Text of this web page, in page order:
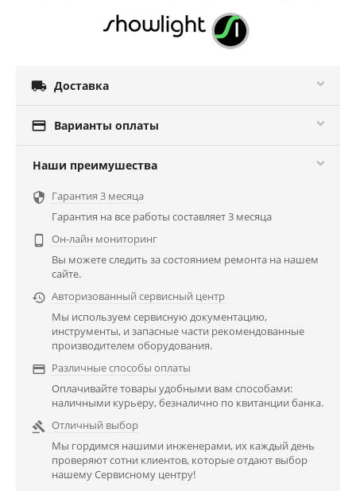
 Доставка
 Варианты оплаты
Наши преимушества
 Гарантия 3 месяца
Гарантия на все работы составляет 3 месяца

Он-лайн мониторинг
Вы можете следить за состоянием ремонта на нашем
сайте.
 Авторизованный сервисный центр
Мы используем сервисную документацию,
инструменты, и запасные части рекомендованные
производителем оборудования.
 Различные способы оплаты
Оплачивайте товары удобными вам способами:
наличными курьеру, безналично по квитанции банка.
 Отличный выбор
Мы гордимся нашими инженерами, их каждый день
проверяют сотни клиентов, которые отдают выбор
нашему Сервисному центру!